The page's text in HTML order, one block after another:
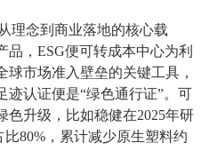
理念到商业落地的核心载
，ESG便可转成本中心为利
市场准入壁垒的关键工具，
迹认证便是“绿色通行证”。可
色升级，比如稳健在2025年研
80%，累计减少原生塑料约